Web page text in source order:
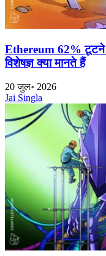
Ethereum 62% टूटने
विशेषज्ञ क्या मानते हैं
20 जुल॰ 2026
Jai Singla